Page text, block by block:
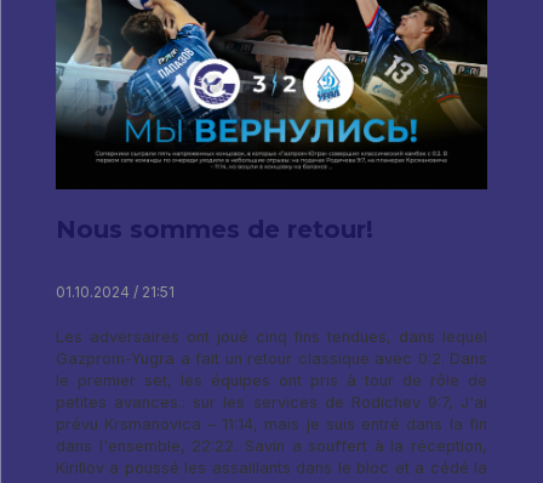
Nous sommes de retour!
01.10.2024 / 21:51
Les adversaires ont joué cinq fins tendues, dans lequel
Gazprom-Yugra a fait un retour classique avec 0:2. Dans
le premier set, les équipes ont pris à tour de rôle de
petites avances.: sur les services de Rodichev 9:7, J'ai
prévu Krsmanovica – 11:14, mais je suis entré dans la fin
dans l'ensemble, 22:22. Savin a souffert à la réception,
Kirillov a poussé les assaillants dans le bloc et a cédé la